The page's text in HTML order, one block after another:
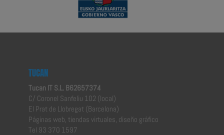
TUCAN
Tucan IT S.L. B62657374
C/ Coronel Sanfeliu 102 (local)
El Prat de Llobregat (Barcelona)
Páginas web, tiendas virtuales, diseño gráfico
Tel 93 370 1597